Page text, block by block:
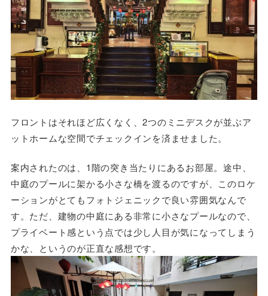
フロントはそれほど広くなく、2つのミニデスクが並ぶア
ットホームな空間でチェックインを済ませました。
案内されたのは、1階の突き当たりにあるお部屋。途中、
中庭のプールに架かる小さな橋を渡るのですが、このロケ
ーションがとてもフォトジェニックで良い雰囲気なんで
す。ただ、建物の中庭にある非常に小さなプールなので、
プライベート感という点では少し人目が気になってしまう
かな、というのが正直な感想です。